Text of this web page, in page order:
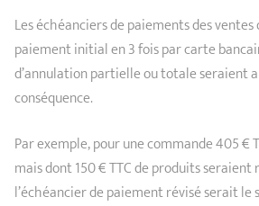
Les échéanciers de paiements des
paiement initial en 3 fois par carte
d’annulation partielle ou totale seraient
conséquence.
Par exemple, pour une commande 405 €
mais dont 150 € TTC de produits
l’échéancier de paiement révisé serait le